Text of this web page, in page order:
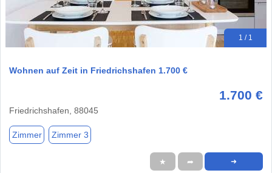
1 / 1
Wohnen auf Zeit in Friedrichshafen 1.700 €
1.700 €
Friedrichshafen, 88045
Zimmer Zimmer 3
★ ➦ ➜